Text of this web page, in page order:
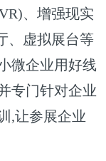
、增强现实
、虚拟展台等
微企业用好线
专门针对企业
,让参展企业